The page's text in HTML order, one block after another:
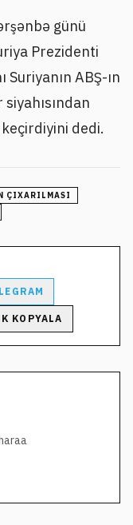
günü
Prezidenti
ABŞ-ın
keçirdiyini dedi.
ÇIXARILMASI
KOPYALA